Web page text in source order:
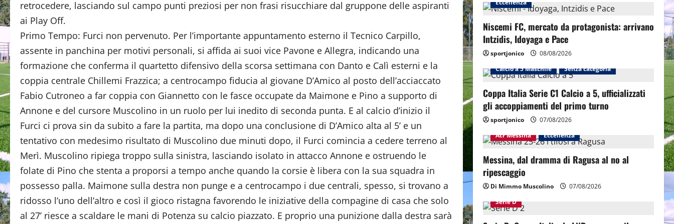
retrocedere, lasciando sul campo punti preziosi per non frasi risucchiare dal gruppone delle aspiranti
ai Play Off.
Primo Tempo: Furci non pervenuto. Per l’importante appuntamento esterno il Tecnico Carpillo,
assente in panchina per motivi personali, si affida ai suoi vice Pavone e Allegra, indicando una
formazione che conferma il quartetto difensivo della scorsa settimana con Danto e Calì esterni e la
coppia centrale Chillemi Frazzica; a centrocampo fiducia al giovane D’Amico al posto dell’acciaccato
Fabio Cutroneo a far coppia con Giannetto con le fasce occupate da Maimone e Pino a supporto di
Annone e del cursore Muscolino in un ruolo per lui inedito di seconda punta. E al calcio d’inizio il
Furci ci prova sin da subito a fare la partita, ma dopo una conclusione di D’Amico alta al 5’ e un
tentativo con medesimo risultato di Muscolino due minuti dopo, il Furci comincia a cedere terreno al
Merì. Muscolino ripiega troppo sulla sinistra, lasciando isolato in attacco Annone e ostruendo le
folate di Pino che stenta a proporsi a tempo anche quando la corsie è libera con la sua squadra in
possesso palla. Maimone sulla destra non punge e a centrocampo i due centrali, spesso, si trovano a
ridosso l’uno dell’altro e così il gioco ristagna favorendo le iniziative della compagine di casa che solo
al 27’ riesce a scaldare le mani di Potenza su calcio piazzato. E proprio una punizione dalla destra sarà
Eccellenza
Niscemi FC, mercato da protagonista: arrivano
Intzidis, Idoyaga e Pace
sportjonico
08/08/2026
Calcio a 5 Maschile
Senza categoria
Coppa Italia Serie C1 Calcio a 5, ufficializzati
gli accoppiamenti del primo turno
sportjonico
07/08/2026
Acr Messina
Eccellenza
Messina, dal dramma di Ragusa al no al
ripescaggio
Di Mimmo Muscolino
07/08/2026
Serie D